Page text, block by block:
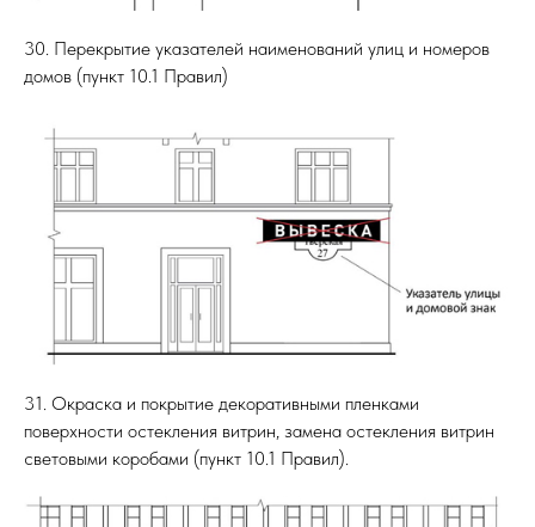
30. Перекрытие указателей наименований улиц и номеров
домов (пункт 10.1 Правил)
31. Окраска и покрытие декоративными пленками
поверхности остекления витрин, замена остекления витрин
световыми коробами (пункт 10.1 Правил).